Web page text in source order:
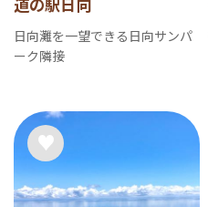
日向灘を一望できる日向サンパ
ーク隣接